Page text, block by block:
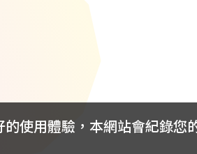
的使用體驗，本網站會紀錄